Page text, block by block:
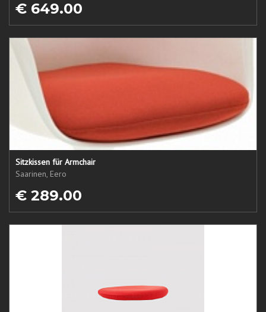
€ 649.00
Sitzkissen für Armchair
Saarinen, Eero
€ 289.00